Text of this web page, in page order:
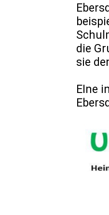
die
sie
EIne